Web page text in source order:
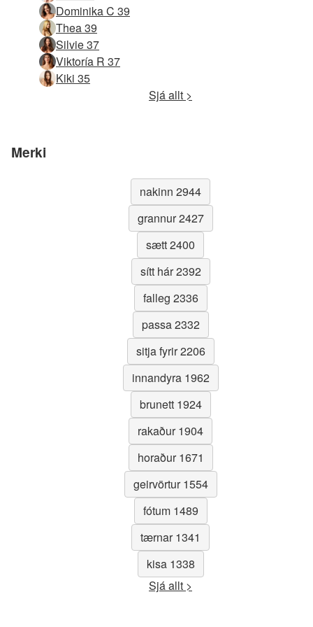
Dominika C 39
Thea 39
Silvie 37
Viktoría R 37
Kiki 35
Sjá allt >
Merki
nakinn 2944
grannur 2427
sætt 2400
sítt hár 2392
falleg 2336
passa 2332
sitja fyrir 2206
innandyra 1962
brunett 1924
rakaður 1904
horaður 1671
geirvörtur 1554
fótum 1489
tærnar 1341
kisa 1338
Sjá allt >